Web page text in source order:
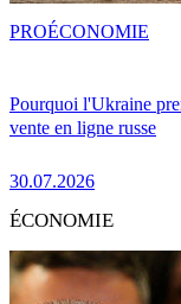
Pourquoi l'Ukraine
vente en ligne russe
30.07.2026
PROÉCONOMIE
ÉCONOMIE